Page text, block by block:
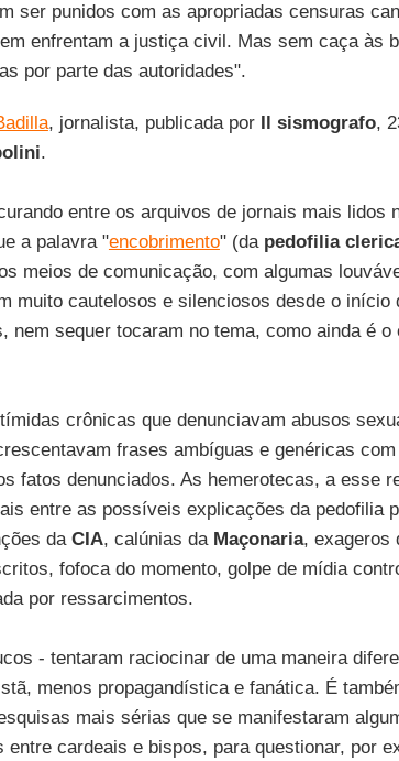
ser punidos com as apropriadas censuras
enfrentam a justiça civil. Mas sem caça às
por parte das autoridades".
, jornalista, publicada por Il sismografo,
.
entre os arquivos de jornais mais lidos
a palavra "encobrimento" (da pedofilia
meios de comunicação, com algumas
muito cautelosos e silenciosos desde o início
nem sequer tocaram no tema, como ainda é o
crônicas que denunciavam abusos
frases ambíguas e genéricas
fatos denunciados. As hemerotecas, a esse
entre as possíveis explicações da pedofilia
da CIA, calúnias da Maçonaria, exageros
fofoca do momento, golpe de mídia
por ressarcimentos.
- tentaram raciocinar de uma maneira
menos propagandística e fanática. É
mais sérias que se manifestaram
entre cardeais e bispos, para questionar, por